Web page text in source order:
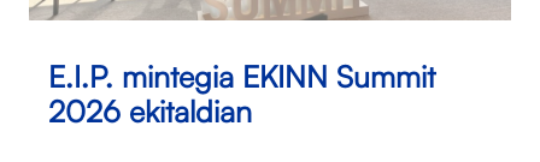
E.I.P. mintegia EKINN Summit
2026 ekitaldian